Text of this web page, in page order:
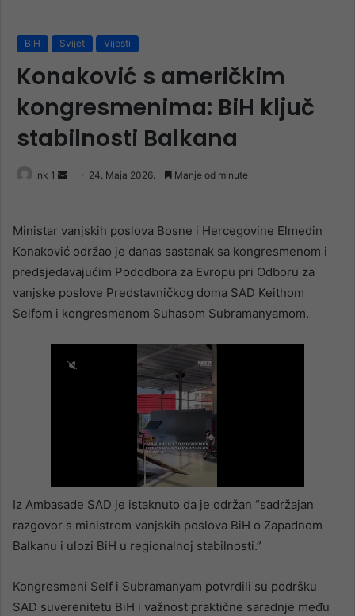
BiH Svijet Vijesti
Konaković s američkim
kongresmenima: BiH ključ
stabilnosti Balkana
nk 1
Send 24. Maja 2026. Manje od minute
Ministar vanjskih poslova Bosne i Hercegovine Elmedin
Konaković održao je danas sastanak sa kongresmenom i
predsjedavajućim Pododbora za Evropu pri Odboru za
vanjske poslove Predstavničkog doma SAD Keithom
Selfom i kongresmenom Suhasom Subramanyamom.
Iz Ambasade SAD je istaknuto da je održan “sadržajan
razgovor s ministrom vanjskih poslova BiH o Zapadnom
Balkanu i ulozi BiH u regionalnoj stabilnosti.”
Kongresmeni Self i Subramanyam potvrdili su podršku
SAD suverenitetu BiH i važnost praktične saradnje među